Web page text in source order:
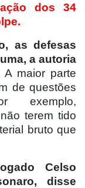
dos 34
as defesas
a autoria
A maior parte
de questões
exemplo,
terem tido
bruto que
Celso
disse